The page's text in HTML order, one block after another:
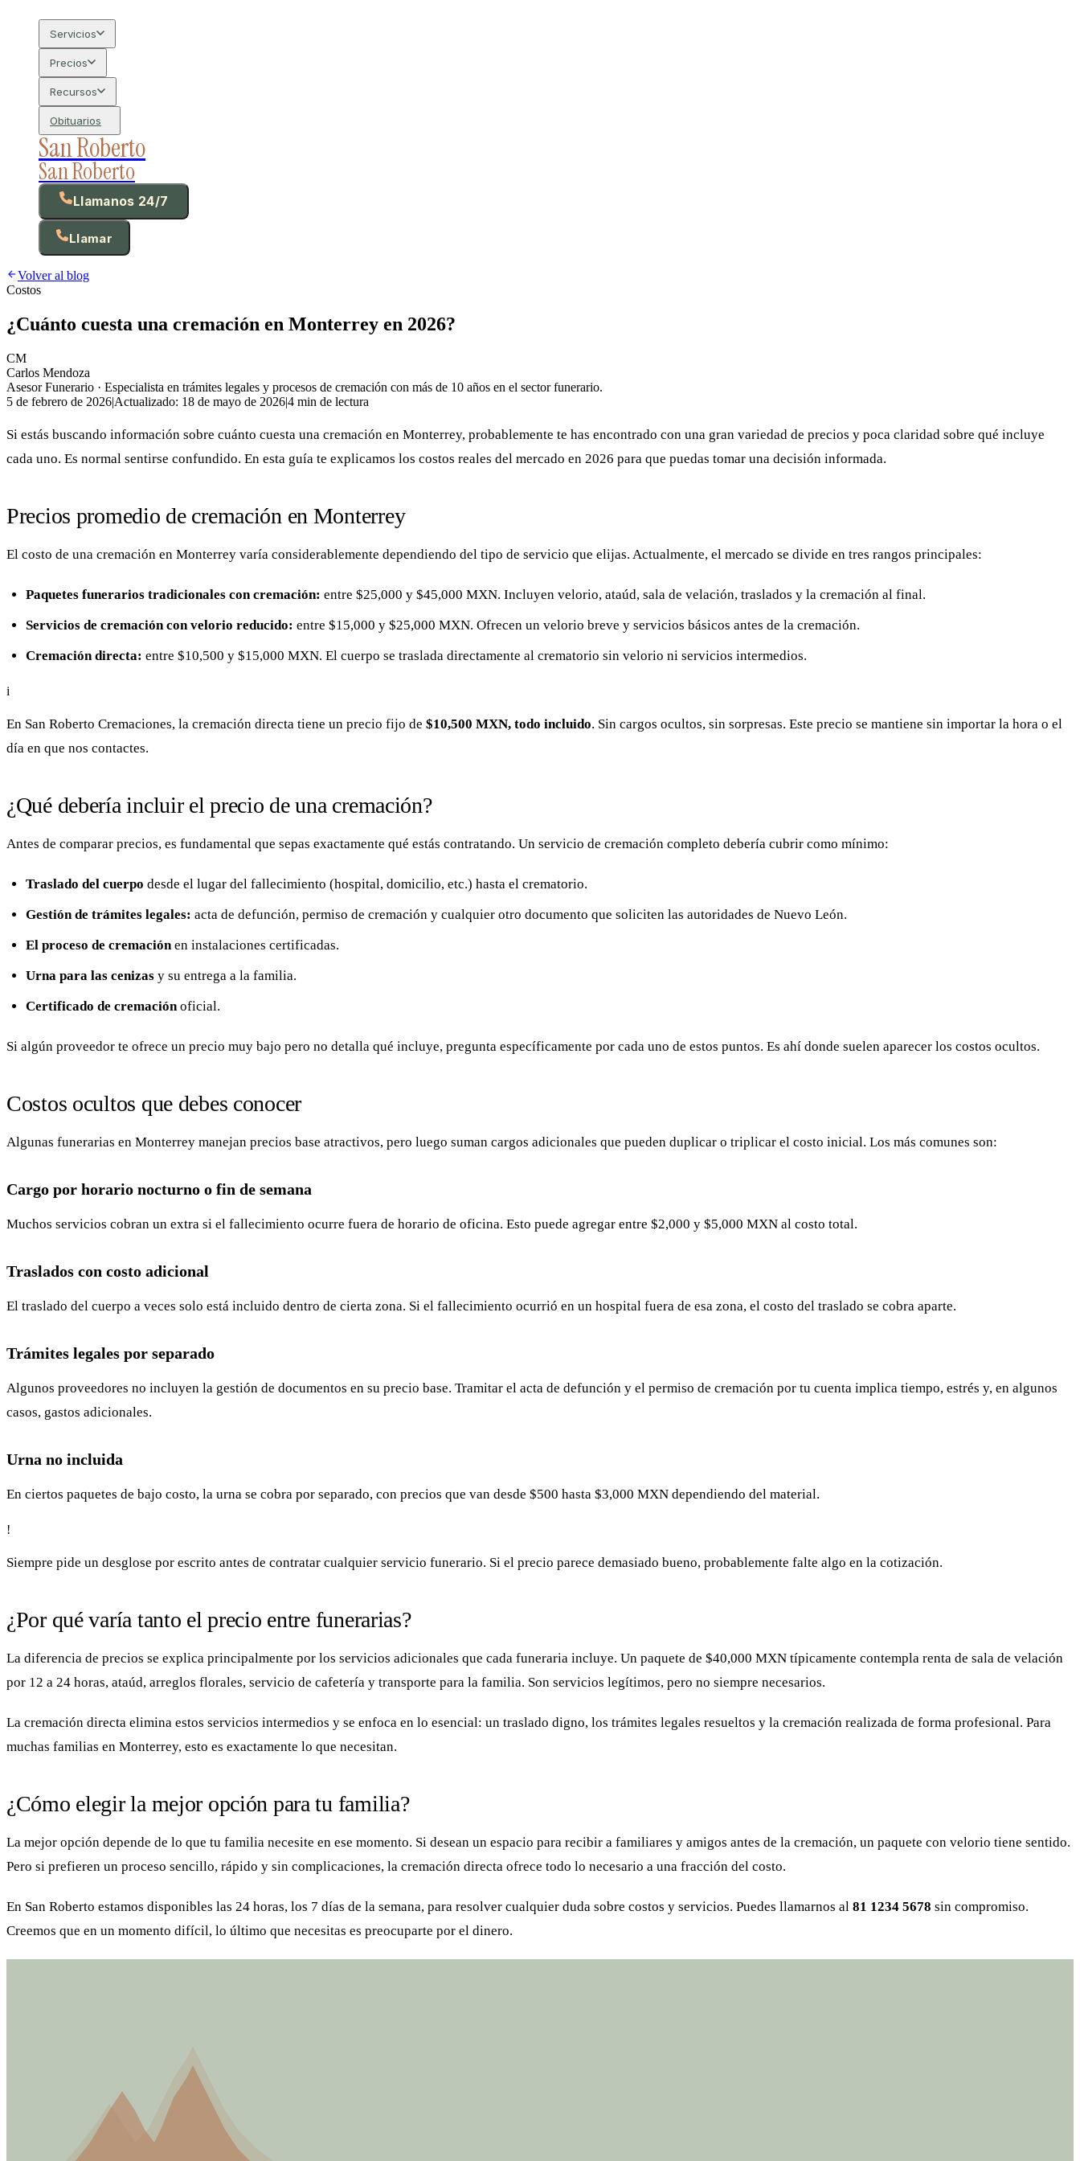
Servicios
Precios
Recursos
Obituarios
San Roberto
San Roberto
Llamanos 24/7
Llamar
Volver al blog
Costos
¿Cuánto cuesta una cremación en Monterrey en 2026?
CM
Carlos Mendoza
Asesor Funerario · Especialista en trámites legales y procesos de cremación con más de 10 años en el sector funerario.
5 de febrero de 2026|Actualizado: 18 de mayo de 2026|4 min de lectura
Si estás buscando información sobre cuánto cuesta una cremación en Monterrey, probablemente te has encontrado con una gran variedad de precios y poca claridad sobre qué incluye
cada uno. Es normal sentirse confundido. En esta guía te explicamos los costos reales del mercado en 2026 para que puedas tomar una decisión informada.
Precios promedio de cremación en Monterrey
El costo de una cremación en Monterrey varía considerablemente dependiendo del tipo de servicio que elijas. Actualmente, el mercado se divide en tres rangos principales:
Paquetes funerarios tradicionales con cremación: entre $25,000 y $45,000 MXN. Incluyen velorio, ataúd, sala de velación, traslados y la cremación al final.
Servicios de cremación con velorio reducido: entre $15,000 y $25,000 MXN. Ofrecen un velorio breve y servicios básicos antes de la cremación.
Cremación directa: entre $10,500 y $15,000 MXN. El cuerpo se traslada directamente al crematorio sin velorio ni servicios intermedios.
i
En San Roberto Cremaciones, la cremación directa tiene un precio fijo de $10,500 MXN, todo incluido. Sin cargos ocultos, sin sorpresas. Este precio se mantiene sin importar la hora o el
día en que nos contactes.
¿Qué debería incluir el precio de una cremación?
Antes de comparar precios, es fundamental que sepas exactamente qué estás contratando. Un servicio de cremación completo debería cubrir como mínimo:
Traslado del cuerpo desde el lugar del fallecimiento (hospital, domicilio, etc.) hasta el crematorio.
Gestión de trámites legales: acta de defunción, permiso de cremación y cualquier otro documento que soliciten las autoridades de Nuevo León.
El proceso de cremaciónen instalaciones certificadas.
Urna para las cenizas y su entrega a la familia.
Certificado de cremaciónoficial.
Si algún proveedor te ofrece un precio muy bajo pero no detalla qué incluye, pregunta específicamente por cada uno de estos puntos. Es ahí donde suelen aparecer los costos ocultos.
Costos ocultos que debes conocer
Algunas funerarias en Monterrey manejan precios base atractivos, pero luego suman cargos adicionales que pueden duplicar o triplicar el costo inicial. Los más comunes son:
Cargo por horario nocturno o fin de semana
Muchos servicios cobran un extra si el fallecimiento ocurre fuera de horario de oficina. Esto puede agregar entre $2,000 y $5,000 MXN al costo total.
Traslados con costo adicional
El traslado del cuerpo a veces solo está incluido dentro de cierta zona. Si el fallecimiento ocurrió en un hospital fuera de esa zona, el costo del traslado se cobra aparte.
Trámites legales por separado
Algunos proveedores no incluyen la gestión de documentos en su precio base. Tramitar el acta de defunción y el permiso de cremación por tu cuenta implica tiempo, estrés y, en algunos
casos, gastos adicionales.
Urna no incluida
En ciertos paquetes de bajo costo, la urna se cobra por separado, con precios que van desde $500 hasta $3,000 MXN dependiendo del material.
!
Siempre pide un desglose por escrito antes de contratar cualquier servicio funerario. Si el precio parece demasiado bueno, probablemente falte algo en la cotización.
¿Por qué varía tanto el precio entre funerarias?
La diferencia de precios se explica principalmente por los servicios adicionales que cada funeraria incluye. Un paquete de $40,000 MXN típicamente contempla renta de sala de velación
por 12 a 24 horas, ataúd, arreglos florales, servicio de cafetería y transporte para la familia. Son servicios legítimos, pero no siempre necesarios.
La cremación directa elimina estos servicios intermedios y se enfoca en lo esencial: un traslado digno, los trámites legales resueltos y la cremación realizada de forma profesional. Para
muchas familias en Monterrey, esto es exactamente lo que necesitan.
¿Cómo elegir la mejor opción para tu familia?
La mejor opción depende de lo que tu familia necesite en ese momento. Si desean un espacio para recibir a familiares y amigos antes de la cremación, un paquete con velorio tiene sentido.
Pero si prefieren un proceso sencillo, rápido y sin complicaciones, la cremación directa ofrece todo lo necesario a una fracción del costo.
En San Roberto estamos disponibles las 24 horas, los 7 días de la semana, para resolver cualquier duda sobre costos y servicios. Puedes llamarnos al 81 1234 5678 sin compromiso.
Creemos que en un momento difícil, lo último que necesitas es preocuparte por el dinero.